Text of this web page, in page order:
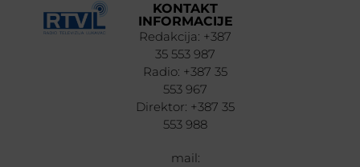
KONTAKT
INFORMACIJE
Redakcija: +387
35 553 987
Radio: +387 35
553 967
Direktor: +387 35
553 988
mail: